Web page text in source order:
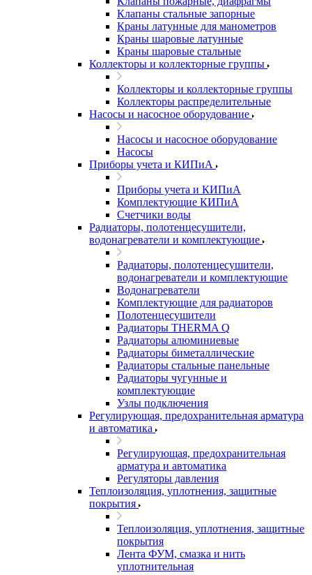
Клапаны стальные запорные
Краны латунные для манометров
Краны шаровые латунные
Краны шаровые стальные
Коллекторы и коллекторные группы
Коллекторы и коллекторные группы
Коллекторы распределительные
Насосы и насосное оборудование
Насосы и насосное оборудование
Насосы
Приборы учета и КИПиА
Приборы учета и КИПиА
Комплектующие КИПиА
Счетчики воды
Радиаторы, полотенцесушители,
водонагреватели и комплектующие
Радиаторы, полотенцесушители,
водонагреватели и комплектующие
Водонагреватели
Комплектующие для радиаторов
Полотенцесушители
Радиаторы THERMA Q
Радиаторы алюминиевые
Радиаторы биметаллические
Радиаторы стальные панельные
Радиаторы чугунные и
комплектующие
Узлы подключения
Регулирующая, предохранительная арматура
и автоматика
Регулирующая, предохранительная
арматура и автоматика
Регуляторы давления
Теплоизоляция, уплотнения, защитные
покрытия
Теплоизоляция, уплотнения, защитные
покрытия
Лента ФУМ, смазка и нить
уплотнительная